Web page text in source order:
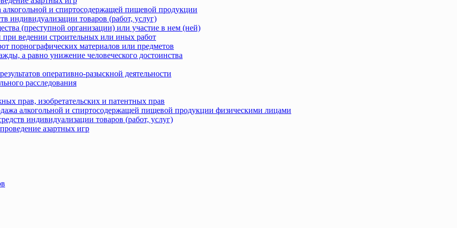
и спиртосодержащей пищевой продукции
индивидуализации товаров (работ, услуг)
(преступной организации) или участие в нем (ней)
ведении строительных или иных работ
порнографических материалов или предметов
а равно унижение человеческого достоинства
оперативно-разыскной деятельности
расследования
прав, изобретательских и патентных прав
алкогольной и спиртосодержащей пищевой продукции физическими лицами
индивидуализации товаров (работ, услуг)
азартных игр